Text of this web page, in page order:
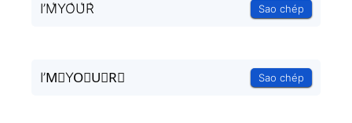
I’M͛YO͛U͛R͛ Sao chép
I’M⃒YO⃒U⃒R⃒ Sao chép